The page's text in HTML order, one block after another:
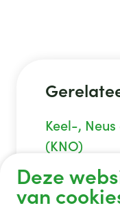
Keel-,
(KNO)
Deze
van